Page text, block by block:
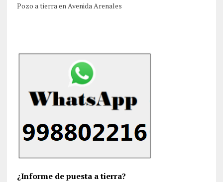
Pozo a tierra en Avenida Arenales
¿Informe de puesta a tierra?